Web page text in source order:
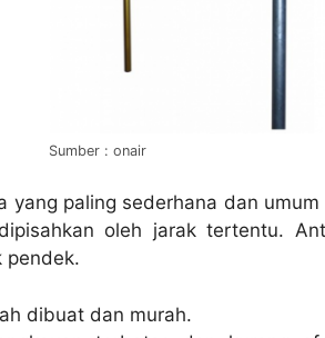
Sumber : onair
yang paling sederhana dan
oleh jarak tertentu.
pendek.
dibuat dan murah.